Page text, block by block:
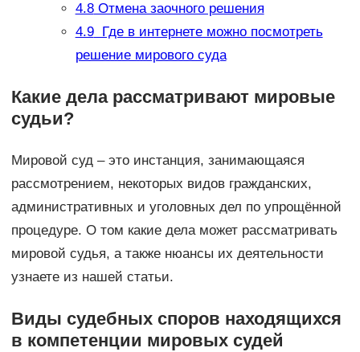
4.8Отмена заочного решения
4.9Где в интернете можно посмотреть
решение мирового суда
Какие дела рассматривают мировые
судьи?
Мировой суд – это инстанция, занимающаяся
рассмотрением, некоторых видов гражданских,
административных и уголовных дел по упрощённой
процедуре. О том какие дела может рассматривать
мировой судья, а также нюансы их деятельности
узнаете из нашей статьи.
Виды судебных споров находящихся
в компетенции мировых судей